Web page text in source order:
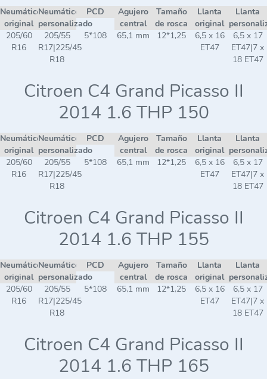
Neumático
original
Neumático
personalizado
PCD
Agujero
central
Tamaño
de rosca
Llanta
original
Llanta
205/60
R16
205/55
R17|225/45
R18
5*108 65,1 mm 12*1,25
6,5 x 16
ET47
6,5 x 17
ET47|7 x
18 ET47
Citroen C4 Grand Picasso II
2014 1.6 THP 150
Neumático
original
Neumático
personalizado
PCD
Agujero
central
Tamaño
de rosca
Llanta
original
Llanta
205/60
R16
205/55
R17|225/45
R18
5*108 65,1 mm 12*1,25
6,5 x 16
ET47
6,5 x 17
ET47|7 x
18 ET47
Citroen C4 Grand Picasso II
2014 1.6 THP 155
Neumático
original
Neumático
personalizado
PCD
Agujero
central
Tamaño
de rosca
Llanta
original
Llanta
205/60
R16
205/55
R17|225/45
R18
5*108 65,1 mm 12*1,25
6,5 x 16
ET47
6,5 x 17
ET47|7 x
18 ET47
Citroen C4 Grand Picasso II
2014 1.6 THP 165